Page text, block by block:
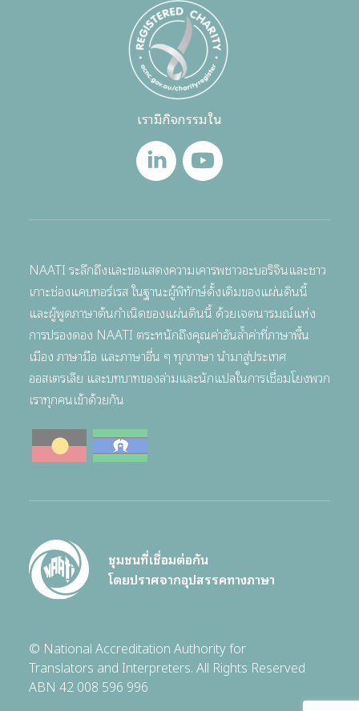
เรามีกิจกรรมใน
NAATI ระลึกถึงและขอแสดงความเคารพชาวอะบอริจินและชาว
เกาะช่องแคบทอร์เรส ในฐานะผู้พิทักษ์ดั้งเดิมของแผ่นดินนี้
และผู้พูดภาษาต้นกำเนิดของแผ่นดินนี้ ด้วยเจตนารมณ์แห่ง
การปรองดอง NAATI ตระหนักถึงคุณค่าอันล้ำค่าที่ภาษาพื้น
เมือง ภาษามือ และภาษาอื่น ๆ ทุกภาษา นำมาสู่ประเทศ
ออสเตรเลีย และบทบาทของล่ามและนักแปลในการเชื่อมโยงพวก
เราทุกคนเข้าด้วยกัน
ชุมชนที่เชื่อมต่อกัน
โดยปราศจากอุปสรรคทางภาษา
© National Accreditation Authority for
Translators and Interpreters. All Rights Reserved
ABN 42 008 596 996